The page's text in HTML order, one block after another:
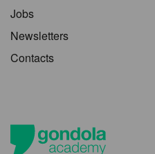
Jobs
Newsletters
Contacts